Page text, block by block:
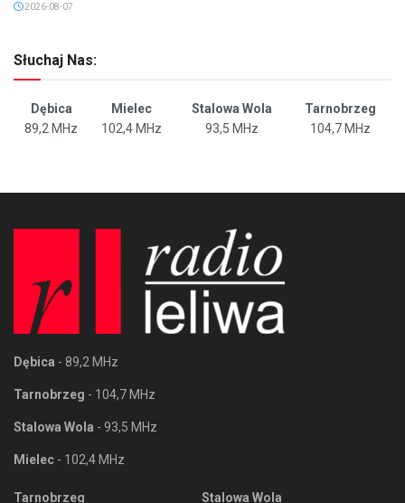
2026-08-07
Słuchaj Nas:
Dębica Mielec Stalowa Wola
Tarnobrzeg
89,2 MHz
102,4 MHz 93,5 MHz 104,7 MHz
Dębica - 89,2 MHz
Tarnobrzeg - 104,7 MHz
Stalowa Wola - 93,5 MHz
Mielec - 102,4 MHz
Tarnobrzeg Stalowa Wola